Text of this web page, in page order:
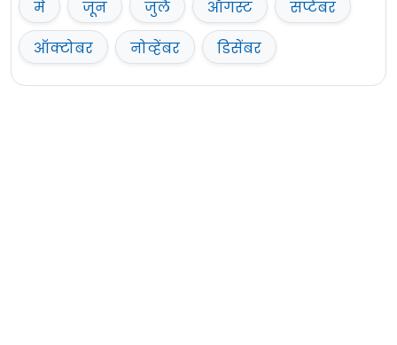
मे
जून जुलै ऑगस्ट
सप्टेंबर
ऑक्टोबर
नोव्हेंबर डिसेंबर